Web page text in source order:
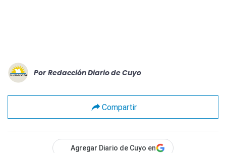
Por Redacción Diario de Cuyo
Compartir
Agregar Diario de Cuyo en